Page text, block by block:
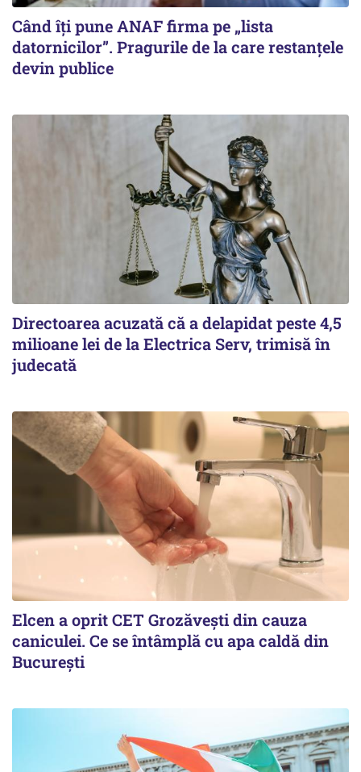
Când îți pune ANAF firma pe „lista
datornicilor”. Pragurile de la care restanțele
devin publice
Directoarea acuzată că a delapidat peste 4,5
milioane lei de la Electrica Serv, trimisă în
judecată
Elcen a oprit CET Grozăvești din cauza
caniculei. Ce se întâmplă cu apa caldă din
București